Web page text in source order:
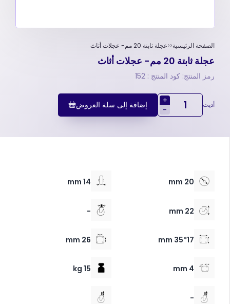
الصفحة الرئيسية عجلة ثابتة 20 مم- عجلات أثاث
عجلة ثابتة 20 مم- عجلات أثاث
رمز المنتج: كود المنتج : 152
أديت
+
-
إضافة إلى سلة العروض
20 mm
14 mm
22 mm
-
17*35 mm
26 mm
4 mm
15 kg
-